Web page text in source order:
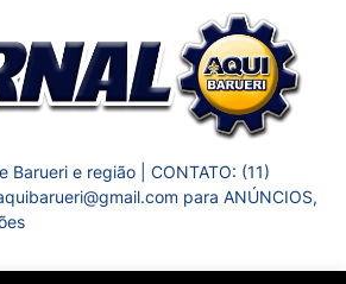
Barueri e região | CONTATO: (11)
para ANÚNCIOS,